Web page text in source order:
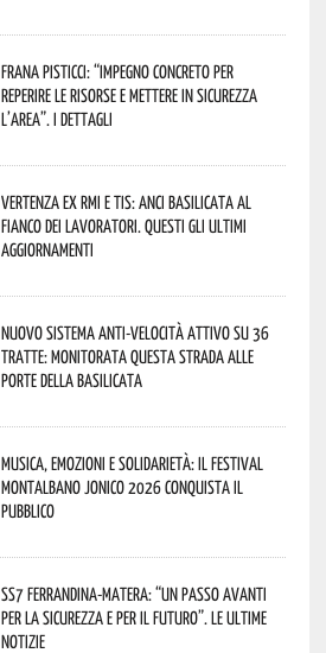
Frana Pisticci: “Impegno concreto per
reperire le risorse e mettere in sicurezza
l’area”. I dettagli
Vertenza ex RMI e TIS: ANCI Basilicata al
fianco dei lavoratori. Questi gli ultimi
aggiornamenti
Nuovo sistema anti-velocità attivo su 36
tratte: monitorata questa strada alle
porte della Basilicata
Musica, emozioni e solidarietà: il Festival
Montalbano Jonico 2026 conquista il
pubblico
SS7 Ferrandina-Matera: “Un passo avanti
per la sicurezza e per il futuro”. Le ultime
notizie